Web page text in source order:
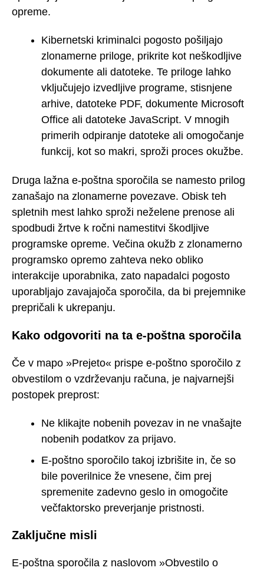
opreme.
Kibernetski kriminalci pogosto pošiljajo
zlonamerne priloge, prikrite kot neškodljive
dokumente ali datoteke. Te priloge lahko
vključujejo izvedljive programe, stisnjene
arhive, datoteke PDF, dokumente Microsoft
Office ali datoteke JavaScript. V mnogih
primerih odpiranje datoteke ali omogočanje
funkcij, kot so makri, sproži proces okužbe.
Druga lažna e-poštna sporočila se namesto prilog
zanašajo na zlonamerne povezave. Obisk teh
spletnih mest lahko sproži neželene prenose ali
spodbudi žrtve k ročni namestitvi škodljive
programske opreme. Večina okužb z zlonamerno
programsko opremo zahteva neko obliko
interakcije uporabnika, zato napadalci pogosto
uporabljajo zavajajoča sporočila, da bi prejemnike
prepričali k ukrepanju.
Kako odgovoriti na ta e-poštna sporočila
Če v mapo »Prejeto« prispe e-poštno sporočilo z
obvestilom o vzdrževanju računa, je najvarnejši
postopek preprost:
Ne klikajte nobenih povezav in ne vnašajte
nobenih podatkov za prijavo.
E-poštno sporočilo takoj izbrišite in, če so
bile poverilnice že vnesene, čim prej
spremenite zadevno geslo in omogočite
večfaktorsko preverjanje pristnosti.
Zaključne misli
E-poštna sporočila z naslovom »Obvestilo o